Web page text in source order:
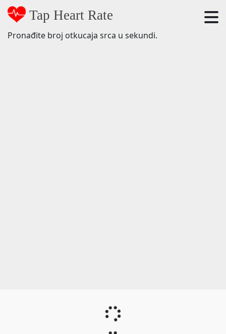
Tap Heart Rate
Pronađite broj otkucaja srca u sekundi.